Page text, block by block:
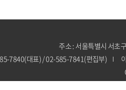
주소 : 서울특별시 서초
7840(대표) / 02-585-7841(편집부)